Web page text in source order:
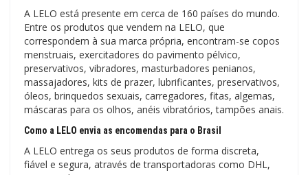
A LELO está presente em cerca de 160 países do mundo.
Entre os produtos que vendem na LELO, que
correspondem à sua marca própria, encontram-se copos
menstruais, exercitadores do pavimento pélvico,
preservativos, vibradores, masturbadores penianos,
massajadores, kits de prazer, lubrificantes, preservativos,
óleos, brinquedos sexuais, carregadores, fitas, algemas,
máscaras para os olhos, anéis vibratórios, tampões anais.
Como a LELO envia as encomendas para o Brasil
A LELO entrega os seus produtos de forma discreta,
fiável e segura, através de transportadoras como DHL,